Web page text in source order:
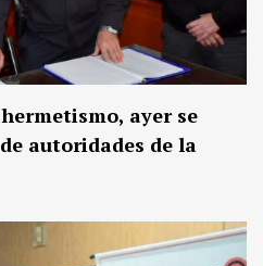
ayer se
autoridades de la